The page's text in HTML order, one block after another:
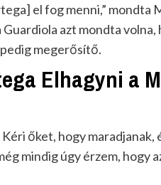
el fog menni,” mondta
azt mondta volna,
megerősítő.
Elhagyni a
őket, hogy
mindig úgy érzem, hogy